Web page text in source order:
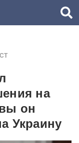
на
он
Украину